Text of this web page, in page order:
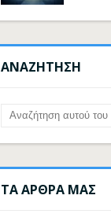
ΑΝΑΖΗΤΗΣΗ
ΤΑ ΑΡΘΡΑ ΜΑΣ